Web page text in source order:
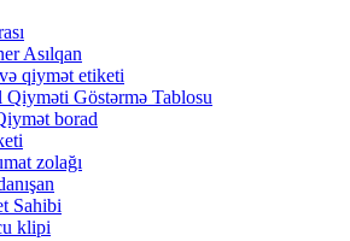
Asılqan
qiymət etiketi
Qiyməti Göstərmə Tablosu
borad
zolağı
Sahibi
klipi